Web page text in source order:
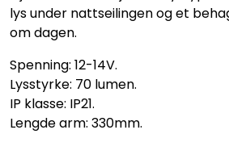
lys under nattseilingen og et
om dagen.
Spenning: 12-14V.
Lysstyrke: 70 lumen.
IP klasse: IP21.
Lengde arm: 330mm.